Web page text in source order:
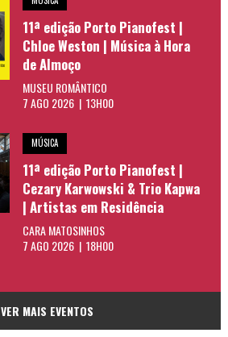
11ª edição Porto Pianofest |
Chloe Weston | Música à Hora
de Almoço
MUSEU ROMÂNTICO
7 AGO 2026 | 13H00
MÚSICA
11ª edição Porto Pianofest |
Cezary Karwowski & Trio Kapwa
| Artistas em Residência
CARA MATOSINHOS
7 AGO 2026 | 18H00
VER MAIS EVENTOS